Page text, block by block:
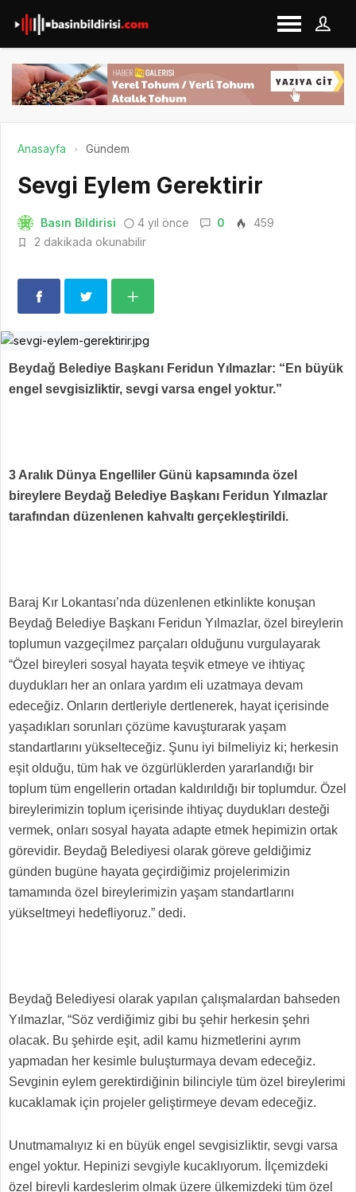
Anasayfa Gündem
Sevgi Eylem Gerektirir
Basın Bildirisi 4 yıl önce 0
459
2 dakikada okunabilir
Beydağ Belediye Başkanı Feridun Yılmazlar: “En büyük
engel sevgisizliktir, sevgi varsa engel yoktur.”
3 Aralık Dünya Engelliler Günü kapsamında özel
bireylere Beydağ Belediye Başkanı Feridun Yılmazlar
tarafından düzenlenen kahvaltı gerçekleştirildi.
Baraj Kır Lokantası’nda düzenlenen etkinlikte konuşan
Beydağ Belediye Başkanı Feridun Yılmazlar, özel bireylerin
toplumun vazgeçilmez parçaları olduğunu vurgulayarak
“Özel bireyleri sosyal hayata teşvik etmeye ve ihtiyaç
duydukları her an onlara yardım eli uzatmaya devam
edeceğiz. Onların dertleriyle dertlenerek, hayat içerisinde
yaşadıkları sorunları çözüme kavuşturarak yaşam
standartlarını yükselteceğiz. Şunu iyi bilmeliyiz ki; herkesin
eşit olduğu, tüm hak ve özgürlüklerden yararlandığı bir
toplum tüm engellerin ortadan kaldırıldığı bir toplumdur. Özel
bireylerimizin toplum içerisinde ihtiyaç duydukları desteği
vermek, onları sosyal hayata adapte etmek hepimizin ortak
görevidir. Beydağ Belediyesi olarak göreve geldiğimiz
günden bugüne hayata geçirdiğimiz projelerimizin
tamamında özel bireylerimizin yaşam standartlarını
yükseltmeyi hedefliyoruz.” dedi.
Beydağ Belediyesi olarak yapılan çalışmalardan bahseden
Yılmazlar, “Söz verdiğimiz gibi bu şehir herkesin şehri
olacak. Bu şehirde eşit, adil kamu hizmetlerini ayrım
yapmadan her kesimle buluşturmaya devam edeceğiz.
Sevginin eylem gerektirdiğinin bilinciyle tüm özel bireylerimi
kucaklamak için projeler geliştirmeye devam edeceğiz.
Unutmamalıyız ki en büyük engel sevgisizliktir, sevgi varsa
engel yoktur. Hepinizi sevgiyle kucaklıyorum. İlçemizdeki
özel bireyli kardeşlerim olmak üzere ülkemizdeki tüm özel